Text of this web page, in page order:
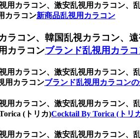
用カラコン、激安乱視用カラコン
カラコン新商品乱視用カラコン
コン、韓国乱視カラコン、
カラコンブランド乱視用カラコ
用カラコン、激安乱視用カラコン
用カラコンブランド乱視用カラコン
用カラコン、激安乱視用カラコン
(トリカ)Cocktail By Torica (トリ
用カラコン、激安乱視用カラコン